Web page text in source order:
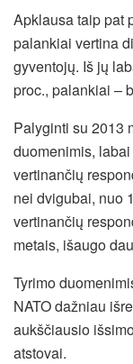
Apklausa taip pat
palankiai vertina
gyventojų. Iš jų
proc., palankiai –
Palyginti su 2013
duomenimis,
vertinančių
nei dvigubai, nuo
vertinančių
metais, išaugo
Tyrimo
NATO dažniau
aukščiausio
atstovai.